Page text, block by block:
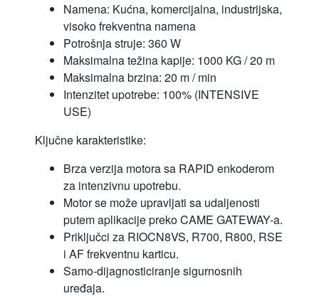
Namena: Kućna, komercijalna, industrijska,
visoko frekventna namena
Potrošnja struje: 360 W
Maksimalna težina kapije: 1000 KG / 20 m
Maksimalna brzina: 20 m / min
Intenzitet upotrebe: 100% (INTENSIVE
USE)
Ključne karakteristike:
Brza verzija motora sa RAPID enkoderom
za intenzivnu upotrebu.
Motor se može upravljati sa udaljenosti
putem aplikacije preko CAME GATEWAY-a.
Priključci za RIOCN8VS, R700, R800, RSE
i AF frekventnu karticu.
Samo-dijagnosticiranje sigurnosnih
uređaja.